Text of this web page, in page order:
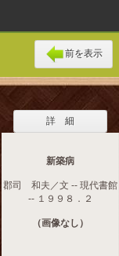
前を表示
詳 細
新築病
郡司 和夫／文 -- 現代書館
-- １９９８．２
（画像なし）